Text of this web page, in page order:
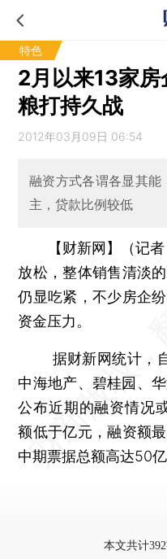
特色
2月以来13家
粮打持久战
2012年03月09日 06:54
融资方式各谓各显其
主，贷款比例较低
【财新网】（记者
放松，整体销售清淡
仍显吃紧，不少房企
资金压力。
据财新网统计，自
中海地产、碧桂园、
公布近期的融资情况
额低于亿元，融资额
中期票据总额高达50亿
本文共计